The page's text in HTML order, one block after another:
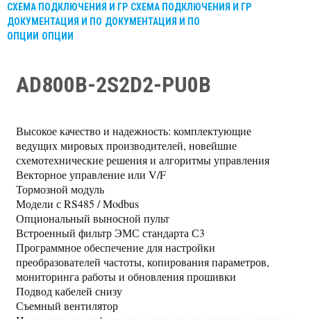
СХЕМА ПОДКЛЮЧЕНИЯ И ГР СХЕМА ПОДКЛЮЧЕНИЯ И ГР
ДОКУМЕНТАЦИЯ И ПО ДОКУМЕНТАЦИЯ И ПО
ОПЦИИ ОПЦИИ
AD800B-2S2D2-PU0B
Высокое качество и надежность: комплектующие
ведущих мировых производителей, новейшие
схемотехнические решения и алгоритмы управления
Векторное управление или V/F
Тормозной модуль
Модели с RS485 / Modbus
Опциональный выносной пульт
Встроенный фильтр ЭМС стандарта С3
Программное обеспечение для настройки
преобразователей частоты, копирования параметров,
мониторинга работы и обновления прошивки
Подвод кабелей снизу
Съемный вентилятор